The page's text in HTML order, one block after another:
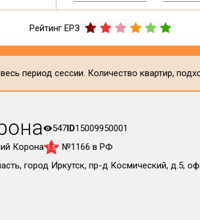
Рейтинг ЕРЗ
период сессии. Количество квартир,
547ID15009950001
Корона 1.5
№1166 в РФ
город Иркутск, пр-д Космический, д.5,